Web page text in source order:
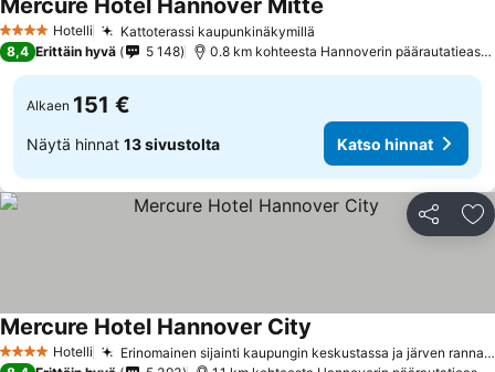
4 Tähtiluokitus
Hotelli Kattoterassi kaupunkinäkymillä
Mercure Hotel Hannover Mitte
8,4 Erittäin hyvä 5 148 0.8 km kohteesta Hannoverin päärautatieasema
Alkaen 151 €
Näytä hinnat 13 sivustolta Katso hinnat
Jaa
4 Tähtiluokitus
Hotelli Erinomainen sijainti kaupungin keskustassa ja järven rannalla
Mercure Hotel Hannover City